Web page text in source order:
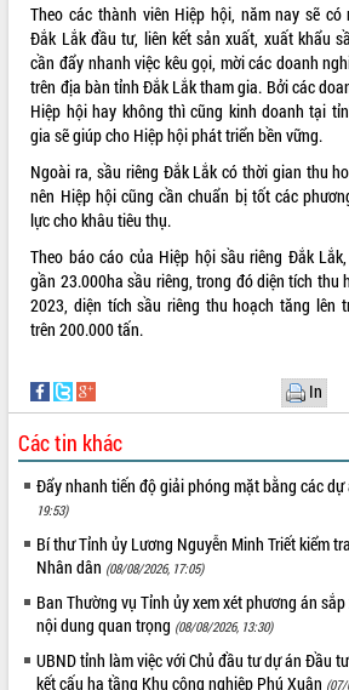
LIÊN KẾT WEB
THỐNG KÊ TRUY CẬP
Hôm nay: 14277
Theo các thành viên Hiệp hội, năm nay sẽ có
Đắk Lắk đầu tư, liên kết sản xuất, xuất khẩu
cần đẩy nhanh việc kêu gọi, mời các doanh
trên địa bàn tỉnh Đắk Lắk tham gia. Bởi các
Hiệp hội hay không thì cũng kinh doanh tại
gia sẽ giúp cho Hiệp hội phát triển bền vững.
Ngoài ra, sầu riêng Đắk Lắk có thời gian thu
nên Hiệp hội cũng cần chuẩn bị tốt các
lực cho khâu tiêu thụ.
Theo báo cáo của Hiệp hội sầu riêng Đắk
gần 23.000ha sầu riêng, trong đó diện tích thu
2023, diện tích sầu riêng thu hoạch tăng lên
trên 200.000 tấn.
In
Các tin khác
Đẩy nhanh tiến độ giải phóng mặt bằng các dự
19:53)
Bí thư Tỉnh ủy Lương Nguyễn Minh Triết kiểm
Nhân dân (08/08/2026, 17:05)
Ban Thường vụ Tỉnh ủy xem xét phương án
nội dung quan trọng (08/08/2026, 13:30)
UBND tỉnh làm việc với Chủ đầu tư dự án Đầu
kết cấu hạ tầng Khu công nghiệp Phú Xuân